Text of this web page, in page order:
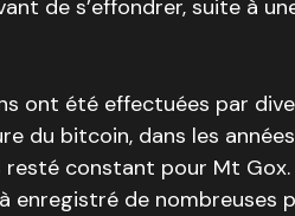
de s’effondrer, suite à
ont été effectuées par
du bitcoin, dans les années
resté constant pour Mt
enregistré de nombreuses